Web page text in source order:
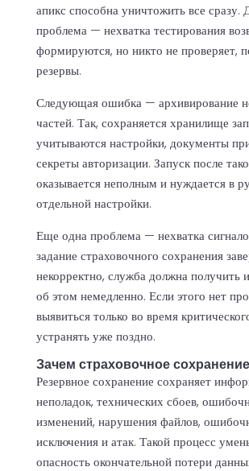
апикс способна уничтожить все сразу.
проблема — нехватка тестирования
формируются, но никто не проверяет,
резервы.
Следующая ошибка — архивирование
частей. Так, сохраняется хранилище
учитываются настройки, документы
секреты авторизации. Запуск после
оказывается неполным и нуждается в
отдельной настройки.
Еще одна проблема — нехватка
задание страховочного сохранения
некорректно, служба должна
об этом немедленно. Если этого нет
выявиться только во время
устранять уже поздно.
Зачем страховочное
Резервное сохранение сохраняет
неполадок, технических сбоев,
изменений, нарушения файлов,
исключения и атак. Такой процесс
опасность окончательной потери